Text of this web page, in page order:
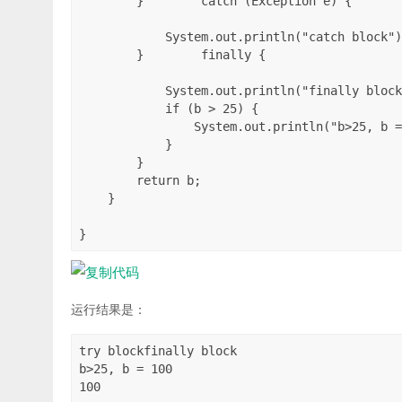
System.out.println("catch
}        finally {
System.out.println("finally
if (b > 25) {
System.out.println("b>25, b = "
}
}
return b;
}
}
运行结果是：
try blockfinally block
b>25, b = 100
100